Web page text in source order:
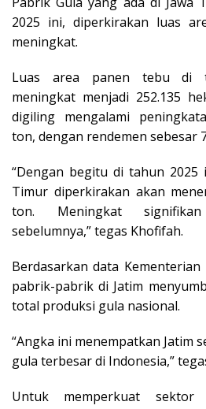
2025 ini, diperkirakan luas
meningkat.
Luas area panen tebu di
meningkat menjadi 252.135
digiling mengalami
ton, dengan rendemen sebesar
“Dengan begitu di tahun 2025
Timur diperkirakan akan
ton. Meningkat
sebelumnya,” tegas Khofifah.
Berdasarkan data
pabrik-pabrik di Jatim
total produksi gula nasional.
“Angka ini menempatkan Jatim
gula terbesar di Indonesia,”
Untuk memperkuat